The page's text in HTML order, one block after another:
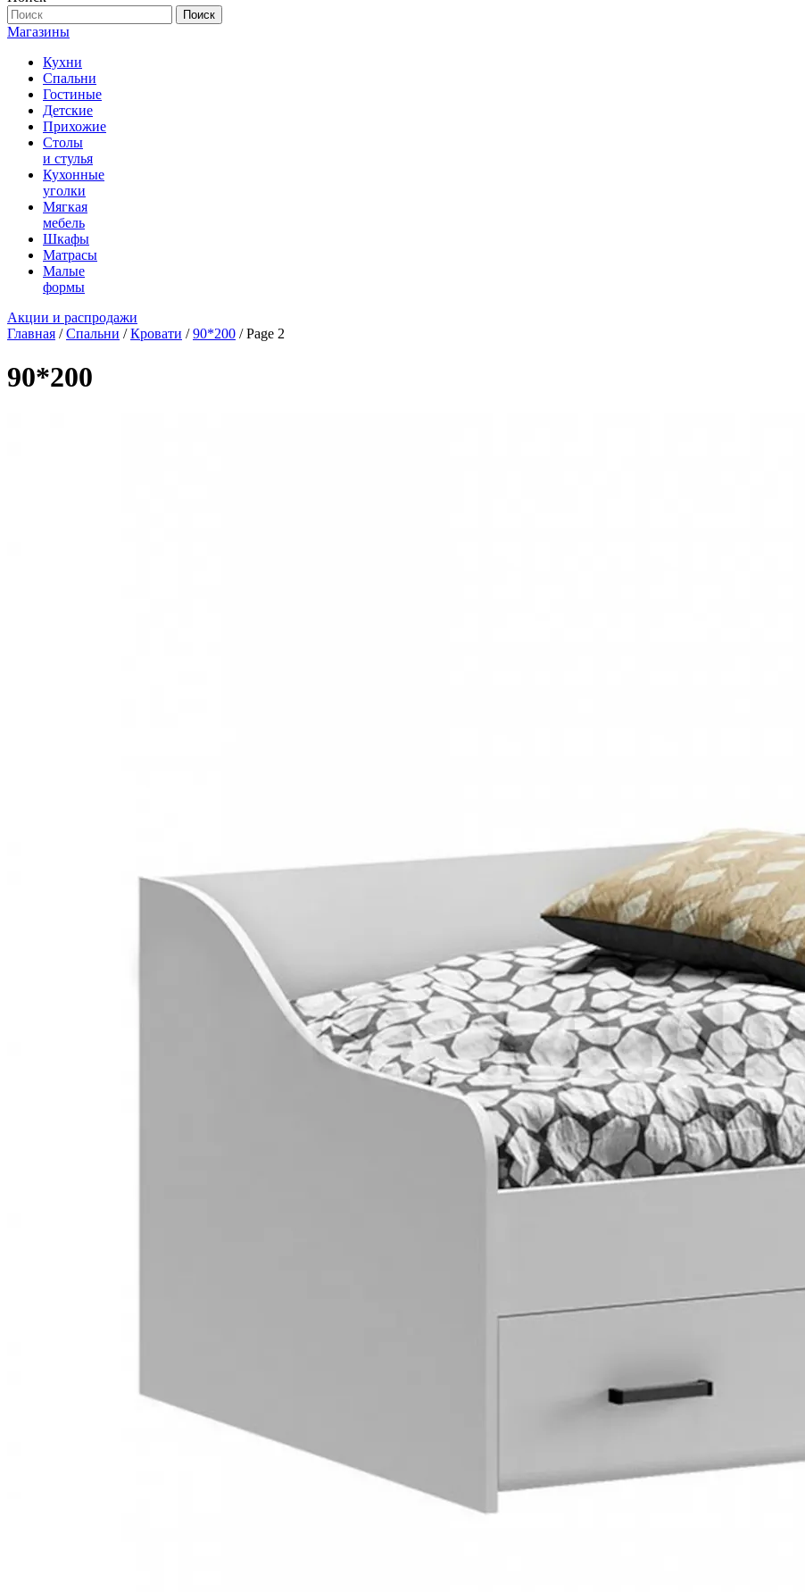
Поиск
Магазины
Кухни
Спальни
Гостиные
Детские
Прихожие
Столы
и стулья
Кухонные
уголки
Мягкая
мебель
Шкафы
Матрасы
Малые
формы
Акции и распродажи
Главная /Спальни /Кровати /90*200 / Page 2
90*200